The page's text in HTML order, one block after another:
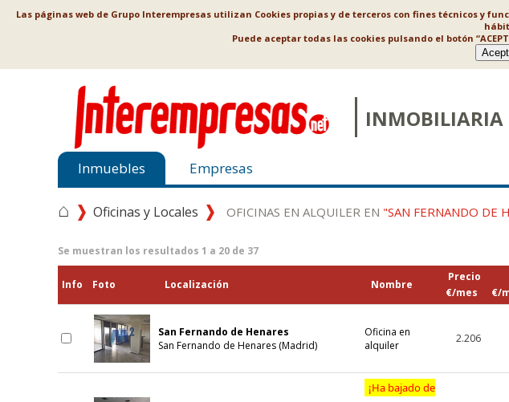
Las páginas web de Grupo Interempresas utilizan Cookies propias y de terceros con fines técnicos y
Puede aceptar todas las cookies pulsando el botón
INMOBILIARIA
Inmuebles Empresas
⌂ Oficinas y Locales OFICINAS EN ALQUILER EN "SAN FERNANDO DE
Se muestran los resultados 1 a 20 de 37
Info Foto Localización Nombre
Precio
€/mes
€/
San Fernando de Henares
San Fernando de Henares (Madrid)
Oficina en
alquiler
2.206
¡Ha bajado de